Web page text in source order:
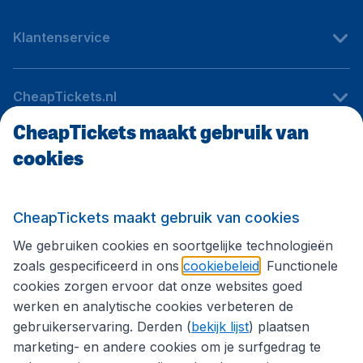
Klantenservice
CheapTickets.nl
Internationale sites
Volg CheapTickets.nl
CheapTickets maakt gebruik van
cookies
CheapTickets maakt gebruik van cookies
We gebruiken cookies en soortgelijke technologieën
zoals gespecificeerd in ons cookiebeleid . Functionele
cookies zorgen ervoor dat onze websites goed
werken en analytische cookies verbeteren de
gebruikerservaring. Derden (bekijk lijst) plaatsen
marketing- en andere cookies om je surfgedrag te